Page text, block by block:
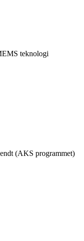
teknologi
(AKS programmet)